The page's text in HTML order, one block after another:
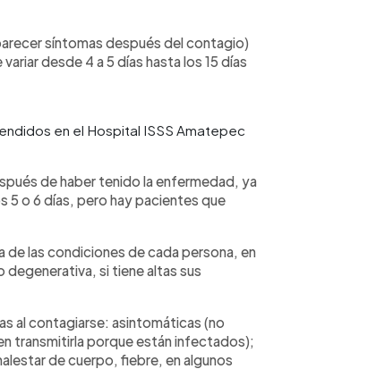
síntomas después del contagio)
desde 4 a 5 días hasta los 15 días
en el Hospital ISSS Amatepec
de haber tenido la enfermedad, ya
5 o 6 días, pero hay pacientes que
de las condiciones de cada persona, en
degenerativa, si tiene altas sus
al contagiarse: asintomáticas (no
transmitirla porque están infectados);
de cuerpo, fiebre, en algunos